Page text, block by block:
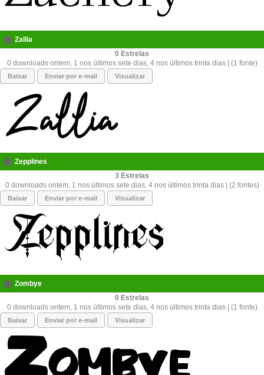
Zallia
0
0 downloads ontem, 1 nos últimos sete dias, 4 nos últimos trinta dias | (1 fonte)
Baixar Enviar por e-mail Visualizar
Zepplines
3
0 downloads ontem, 1 nos últimos sete dias, 4 nos últimos trinta dias | (2 fontes)
Baixar Enviar por e-mail Visualizar
Zombye
0
0 downloads ontem, 1 nos últimos sete dias, 4 nos últimos trinta dias | (1 fonte)
Baixar Enviar por e-mail Visualizar